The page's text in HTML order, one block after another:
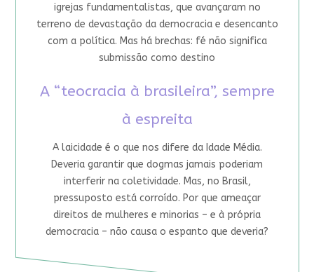
igrejas fundamentalistas, que avançaram no
terreno de devastação da democracia e desencanto
com a política. Mas há brechas: fé não significa
submissão como destino
A “teocracia à brasileira”, sempre
à espreita
A laicidade é o que nos difere da Idade Média.
Deveria garantir que dogmas jamais poderiam
interferir na coletividade. Mas, no Brasil,
pressuposto está corroído. Por que ameaçar
direitos de mulheres e minorias – e à própria
democracia – não causa o espanto que deveria?